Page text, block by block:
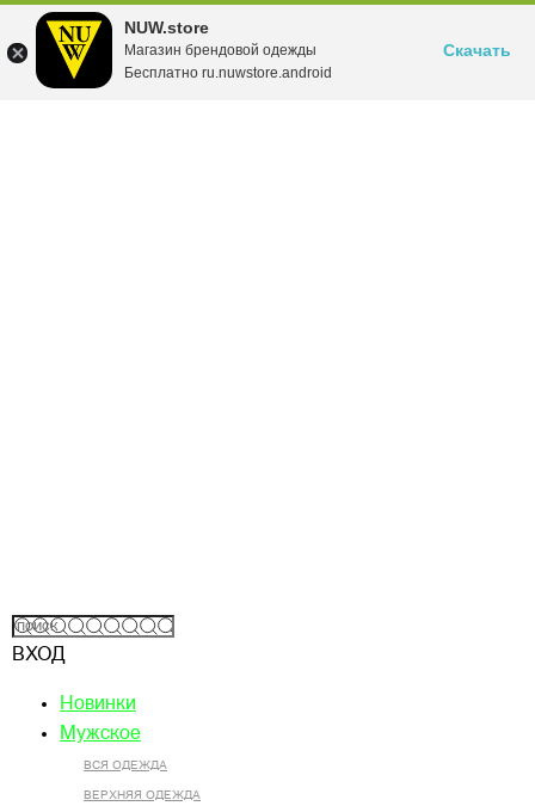
NUW.store
Магазин брендовой одежды
Бесплатно ru.nuwstore.android
Скачать
ВХОД
Новинки
Мужское
ВСЯ ОДЕЖДА
ВЕРХНЯЯ ОДЕЖДА